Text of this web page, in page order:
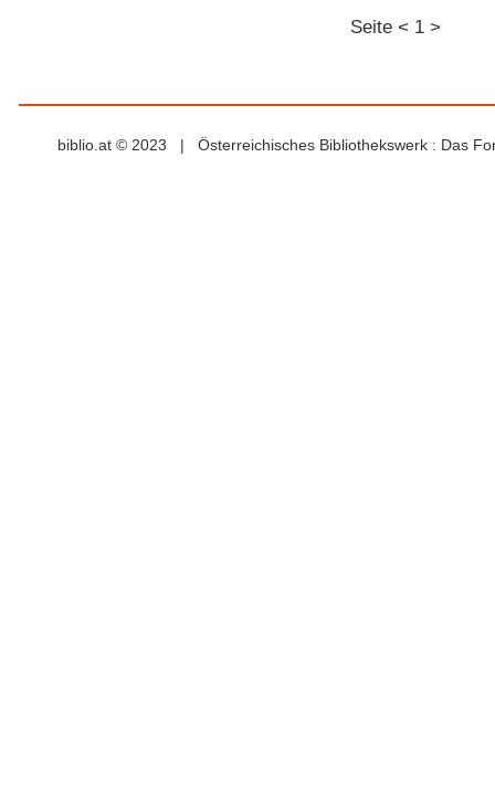
Seite < 1 >
biblio.at © 2023 | Österreichisches Bibliothekswerk : Das